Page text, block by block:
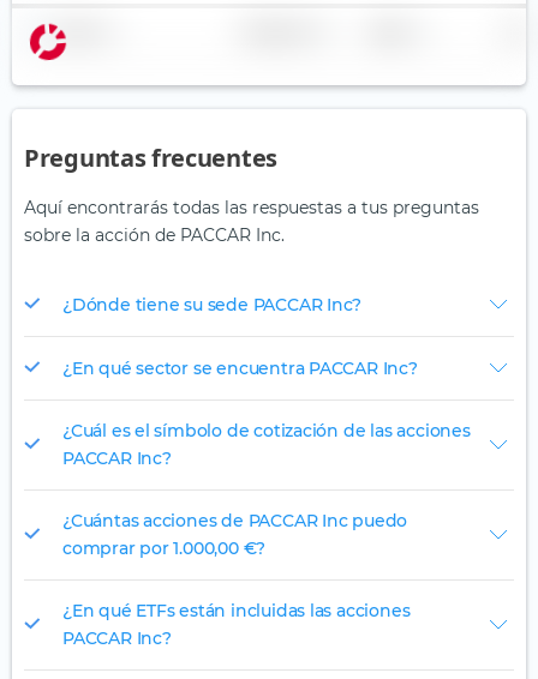
Nombre
Preguntas frecuentes
Aquí encontrarás todas las respuestas a tus preguntas
sobre la acción de PACCAR Inc.
¿Dónde tiene su sede PACCAR Inc?
¿En qué sector se encuentra PACCAR Inc?
¿Cuál es el símbolo de cotización de las acciones
PACCAR Inc?
¿Cuántas acciones de PACCAR Inc puedo
comprar por 1.000,00 €?
¿En qué ETFs están incluidas las acciones
PACCAR Inc?